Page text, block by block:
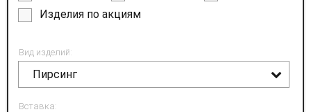
Изделия по акциям
Вид изделий:
Пирсинг
Вставка: